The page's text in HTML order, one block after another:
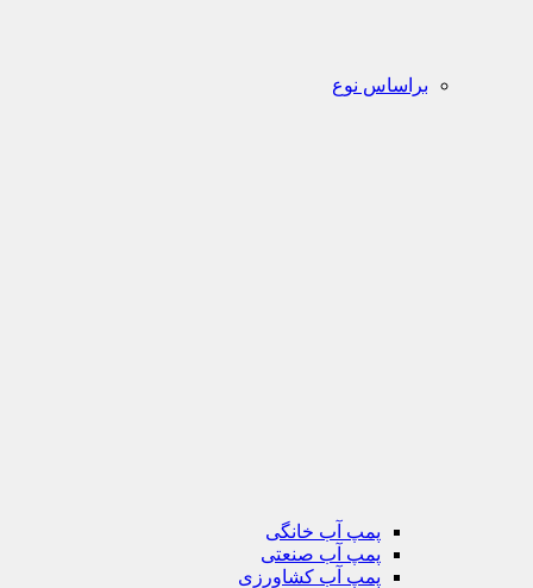
براساس نوع
پمپ آب خانگی
پمپ آب صنعتی
پمپ آب کشاورزی